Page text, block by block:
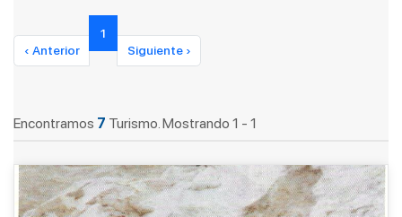
‹ Anterior
1
Siguiente ›
Encontramos 7 Turismo. Mostrando 1 - 1